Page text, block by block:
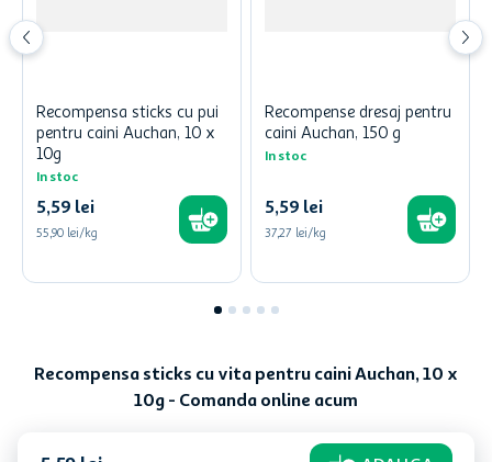
Recompensa sticks cu pui
pentru caini Auchan, 10 x
10g
In stoc
5,59 lei
55,90 lei/kg
Recompense dresaj pentru
caini Auchan, 150 g
In stoc
5,59 lei
37,27 lei/kg
Recompensa sticks cu vita pentru caini Auchan, 10 x
10g - Comanda online acum